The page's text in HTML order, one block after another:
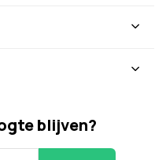
blijven?